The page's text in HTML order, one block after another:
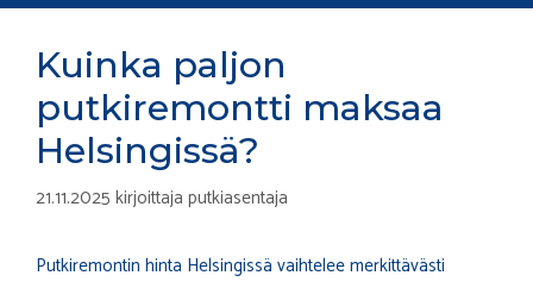
Kuinka paljon
putkiremontti maksaa
Helsingissä?
21.11.2025 kirjoittaja putkiasentaja
Putkiremontin hinta Helsingissä vaihtelee merkittävästi